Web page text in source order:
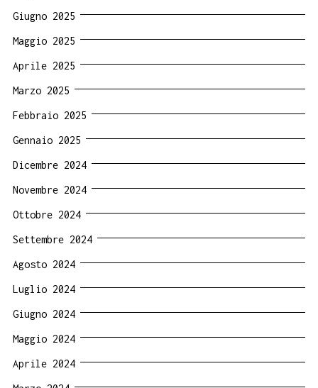
Giugno 2025
Maggio 2025
Aprile 2025
Marzo 2025
Febbraio 2025
Gennaio 2025
Dicembre 2024
Novembre 2024
Ottobre 2024
Settembre 2024
Agosto 2024
Luglio 2024
Giugno 2024
Maggio 2024
Aprile 2024